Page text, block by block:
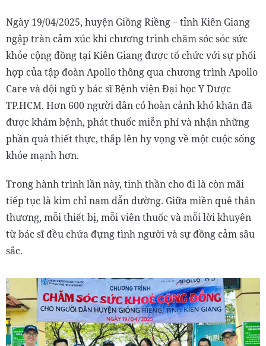
Ngày 19/04/2025, huyện Giồng Riềng – tỉnh Kiên Giang
ngập tràn cảm xúc khi chương trình chăm sóc sóc sức
khỏe cộng đồng tại Kiên Giang được tổ chức với sự phối
hợp của tập đoàn Apollo thông qua chương trình Apollo
Care và đội ngũ y bác sĩ Bệnh viện Đại học Y Dược
TP.HCM. Hơn 600 người dân có hoàn cảnh khó khăn đã
được khám bệnh, phát thuốc miễn phí và nhận những
phần quà thiết thực, thắp lên hy vọng về một cuộc sống
khỏe mạnh hơn.
Trong hành trình lần này, tinh thần cho đi là còn mãi
tiếp tục là kim chỉ nam dẫn đường. Giữa miền quê thân
thương, mỗi thiết bị, mỗi viên thuốc và mỗi lời khuyên
từ bác sĩ đều chứa đựng tình người và sự đồng cảm sâu
sắc.